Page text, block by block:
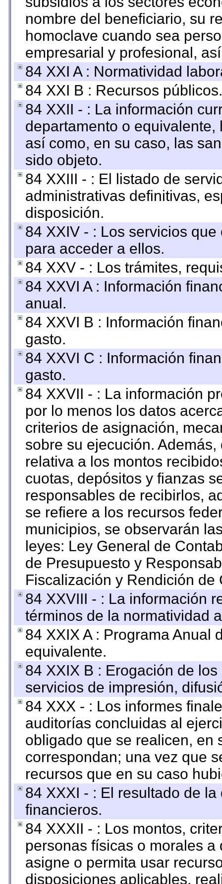
nombre del beneficiario, su
homoclave cuando sea
empresarial y profesional,
84 XXI A : Normatividad
84 XXI B : Recursos públicos.
84 XXII - : La información
departamento o
así como, en su caso, las
sido objeto.
84 XXIII - : El listado de
administrativas definitivas,
disposición.
84 XXIV - : Los servicios
para acceder a ellos.
84 XXV - : Los trámites,
84 XXVI A : Información
anual.
84 XXVI B : Información
gasto.
84 XXVI C : Información
gasto.
84 XXVII - : La información
por lo menos los datos
criterios de asignación,
sobre su ejecución.
relativa a los montos
cuotas, depósitos y fianzas
responsables de recibirlos,
se refiere a los recursos
municipios, se observarán
leyes: Ley General de
de Presupuesto y
Fiscalización y Rendición
84 XXVIII - : La información
términos de la normatividad
84 XXIX A : Programa Anual
equivalente.
84 XXIX B : Erogación de
servicios de impresión,
84 XXX - : Los informes
auditorías concluidas al
obligado que se realicen, en
correspondan; una vez que
recursos que en su caso
84 XXXI - : El resultado de
financieros.
84 XXXII - : Los montos,
personas físicas o morales
asigne o permita usar
disposiciones aplicables,